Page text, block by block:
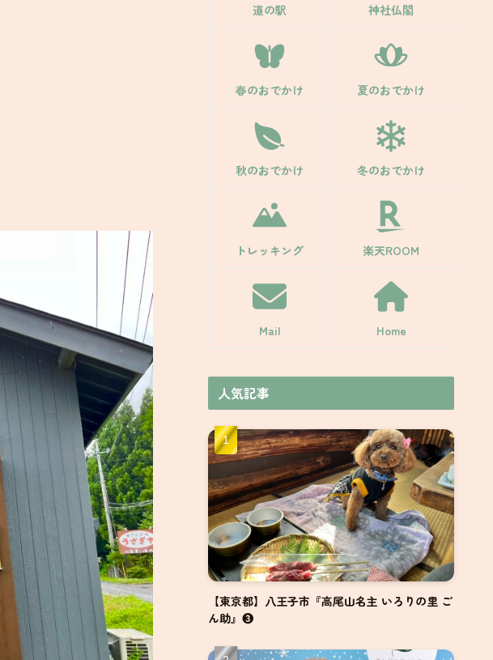
道の駅 神社仏閣
春のおでかけ 夏のおでかけ
秋のおでかけ 冬のおでかけ
トレッキング 楽天ROOM
Mail Home
人気記事
【東京都】八王子市『高尾山名主 いろりの里 ご
ん助』❸